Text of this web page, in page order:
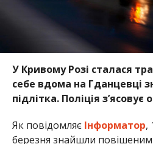
У Кривому Розі сталася
себе вдома на Гданцевці
підлітка. Поліція з’ясовує
Як повідомляє Інформатор,
березня знайшли